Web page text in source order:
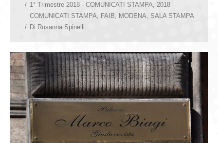
1° Trimestre 2018 - COMUNICATI STAMPA
2018
COMUNICATI STAMPA
FAIB MODENA SALA STAMPA
Di Rosanna Spinelli